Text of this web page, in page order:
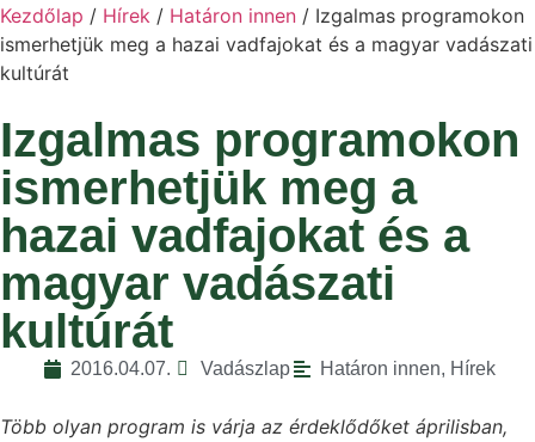
Kezdőlap / Hírek / Határon innen / Izgalmas programokon
ismerhetjük meg a hazai vadfajokat és a magyar vadászati
kultúrát
Izgalmas programokon
ismerhetjük meg a
hazai vadfajokat és a
magyar vadászati
kultúrát
2016.04.07. Vadászlap Határon innen, Hírek
Több olyan program is várja az érdeklődőket áprilisban,